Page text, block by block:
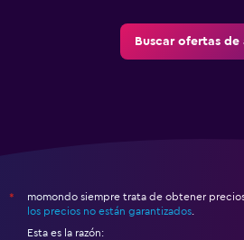
Buscar ofertas de
*
momondo siempre trata de obtener
los precios no están garantizados
Esta es la razón: